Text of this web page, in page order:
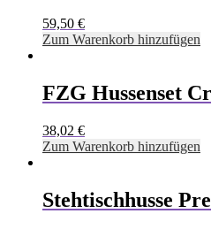
59,50 €
Zum Warenkorb hinzufügen
FZG Hussenset
38,02 €
Zum Warenkorb hinzufügen
Stehtischhusse